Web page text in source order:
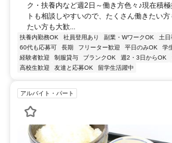
ク・扶養内など週2日～働き方色々♪現在積
トも相談しやすいので、たくさん働きたい
たい方も大歓...
扶養内勤務OK 社員登用あり 副業・WワークOK 土
60代も応募可
長期 フリーター歓迎 平日のみOK 学
経験者歓迎
制服貸与 ブランクOK 週2・3日からOK
高校生歓迎
友達と応募OK 留学生活躍中
アルバイト・パート